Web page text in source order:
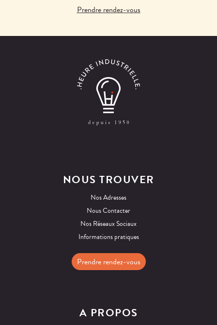
Prendre rendez-vous
NOUS TROUVER
Nos Adresses
Nous Contacter
Nos Réseaux Sociaux
Informations pratiques
Prendre rendez-vous
A PROPOS